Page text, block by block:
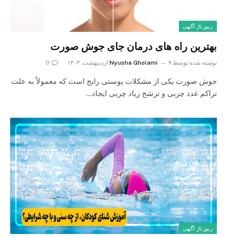
رپورتاژ آگهی
بهترین راه های درمان جای جوش صورت
نوشته شده توسط Nyusha Gholami ۹ اردیبهشت, ۱۴۰۳ 0
جوش صورت یکی از مشکلات پوستی رایج است که معمولاً به علت
تراکم غدد چربی و ترشح زیاد چربی ایجاد…
رپورتاژ آگهی